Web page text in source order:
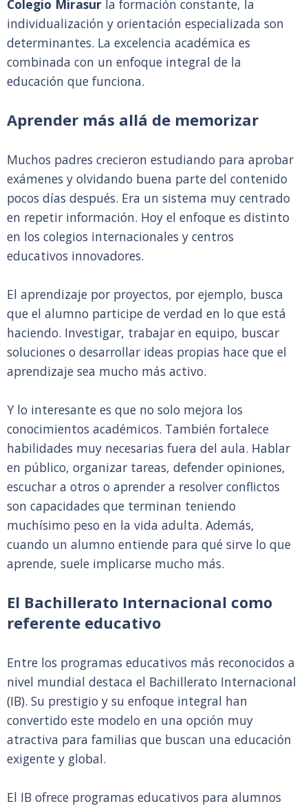
Colegio Mirasur la formación constante, la
individualización y orientación especializada son
determinantes. La excelencia académica es
combinada con un enfoque integral de la
educación que funciona.
Aprender más allá de memorizar
Muchos padres crecieron estudiando para aprobar
exámenes y olvidando buena parte del contenido
pocos días después. Era un sistema muy centrado
en repetir información. Hoy el enfoque es distinto
en los colegios internacionales y centros
educativos innovadores.
El aprendizaje por proyectos, por ejemplo, busca
que el alumno participe de verdad en lo que está
haciendo. Investigar, trabajar en equipo, buscar
soluciones o desarrollar ideas propias hace que el
aprendizaje sea mucho más activo.
Y lo interesante es que no solo mejora los
conocimientos académicos. También fortalece
habilidades muy necesarias fuera del aula. Hablar
en público, organizar tareas, defender opiniones,
escuchar a otros o aprender a resolver conflictos
son capacidades que terminan teniendo
muchísimo peso en la vida adulta. Además,
cuando un alumno entiende para qué sirve lo que
aprende, suele implicarse mucho más.
El Bachillerato Internacional como
referente educativo
Entre los programas educativos más reconocidos a
nivel mundial destaca el Bachillerato Internacional
(IB). Su prestigio y su enfoque integral han
convertido este modelo en una opción muy
atractiva para familias que buscan una educación
exigente y global.
El IB ofrece programas educativos para alumnos